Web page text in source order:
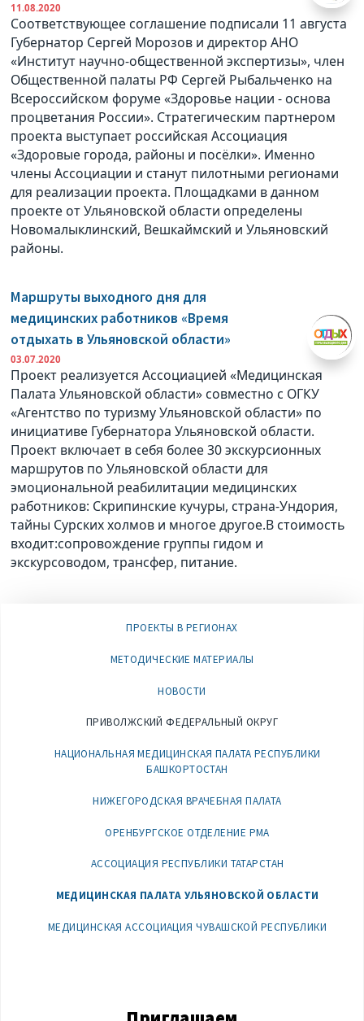
11.08.2020
Соответствующее соглашение подписали 11 августа
Губернатор Сергей Морозов и директор АНО
«Институт научно-общественной экспертизы», член
Общественной палаты РФ Сергей Рыбальченко на
Всероссийском форуме «Здоровье нации - основа
процветания России». Стратегическим партнером
проекта выступает российская Ассоциация
«Здоровые города, районы и посёлки». Именно
члены Ассоциации и станут пилотными регионами
для реализации проекта. Площадками в данном
проекте от Ульяновской области определены
Новомалыклинский, Вешкаймский и Ульяновский
районы.
Маршруты выходного дня для
медицинских работников «Время
отдыхать в Ульяновской области»
03.07.2020
Проект реализуется Ассоциацией «Медицинская
Палата Ульяновской области» совместно с ОГКУ
«Агентство по туризму Ульяновской области» по
инициативе Губернатора Ульяновской области.
Проект включает в себя более 30 экскурсионных
маршрутов по Ульяновской области для
эмоциональной реабилитации медицинских
работников: Скрипинские кучуры, страна-Ундория,
тайны Сурских холмов и многое другое.В стоимость
входит:сопровождение группы гидом и
экскурсоводом, трансфер, питание.
ПРОЕКТЫ В РЕГИОНАХ
МЕТОДИЧЕСКИЕ МАТЕРИАЛЫ
НОВОСТИ
ПРИВОЛЖСКИЙ ФЕДЕРАЛЬНЫЙ ОКРУГ
НАЦИОНАЛЬНАЯ МЕДИЦИНСКАЯ ПАЛАТА РЕСПУБЛИКИ
БАШКОРТОСТАН
НИЖЕГОРОДСКАЯ ВРАЧЕБНАЯ ПАЛАТА
ОРЕНБУРГСКОЕ ОТДЕЛЕНИЕ РМА
АССОЦИАЦИЯ РЕСПУБЛИКИ ТАТАРСТАН
МЕДИЦИНСКАЯ ПАЛАТА УЛЬЯНОВСКОЙ ОБЛАСТИ
МЕДИЦИНСКАЯ АССОЦИАЦИЯ ЧУВАШСКОЙ РЕСПУБЛИКИ